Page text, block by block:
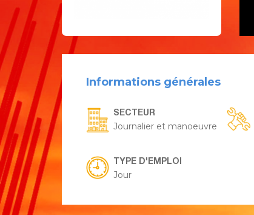
Informations générales
SECTEUR
Journalier et manoeuvre
TYPE D'EMPLOI
Jour